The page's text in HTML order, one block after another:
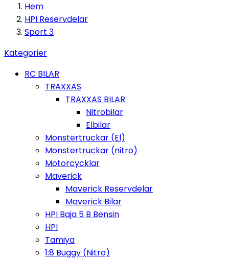
Hem
HPI Reservdelar
Sport 3
Kategorier
RC BILAR
TRAXXAS
TRAXXAS BILAR
Nitrobilar
Elbilar
Monstertruckar (El)
Monstertruckar (nitro)
Motorcycklar
Maverick
Maverick Reservdelar
Maverick Bilar
HPI Baja 5 B Bensin
HPI
Tamiya
1:8 Buggy (Nitro)